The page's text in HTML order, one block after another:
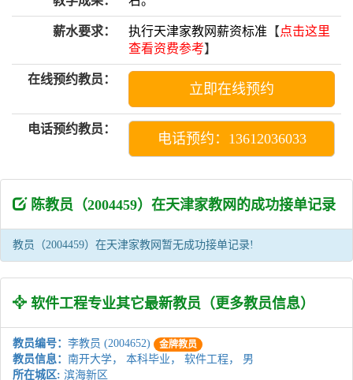
薪水要求： 执行天津家教网薪资标准 【点击这里
查看资费参考】
在线预约教员：
立即在线预约
电话预约教员：
电话预约：13612036033
陈教员（2004459）在天津家教网的成功接单记录
教员（2004459）在天津家教网暂无成功接单记录!
软件工程专业其它最新教员（更多教员信息）
教员编号： 李教员 (2004652) 金牌教员
教员信息： 南开大学， 本科毕业， 软件工程， 男
所在城区: 滨海新区